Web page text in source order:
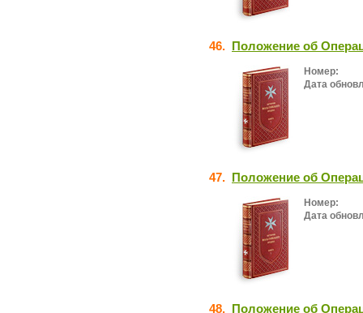
46. Положение об
Номер:
Дата
47. Положение об
Номер:
Дата
48. Положение об